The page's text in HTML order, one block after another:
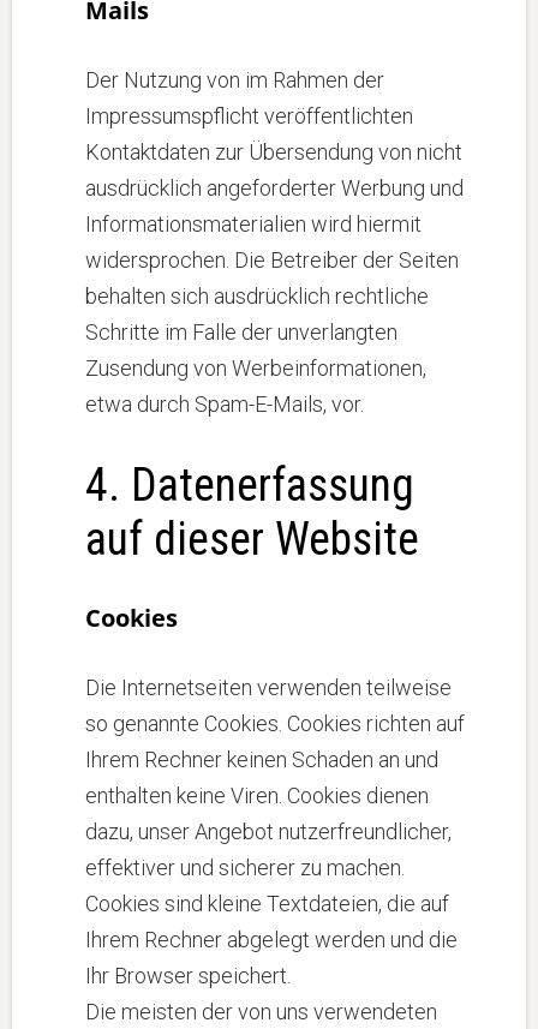
Mails
Der Nutzung von im Rahmen der
Impressumspflicht veröffentlichten
Kontaktdaten zur Übersendung von nicht
ausdrücklich angeforderter Werbung und
Informationsmaterialien wird hiermit
widersprochen. Die Betreiber der Seiten
behalten sich ausdrücklich rechtliche
Schritte im Falle der unverlangten
Zusendung von Werbeinformationen,
etwa durch Spam-E-Mails, vor.
4. Datenerfassung
auf dieser Website
Cookies
Die Internetseiten verwenden teilweise
so genannte Cookies. Cookies richten auf
Ihrem Rechner keinen Schaden an und
enthalten keine Viren. Cookies dienen
dazu, unser Angebot nutzerfreundlicher,
effektiver und sicherer zu machen.
Cookies sind kleine Textdateien, die auf
Ihrem Rechner abgelegt werden und die
Ihr Browser speichert.
Die meisten der von uns verwendeten